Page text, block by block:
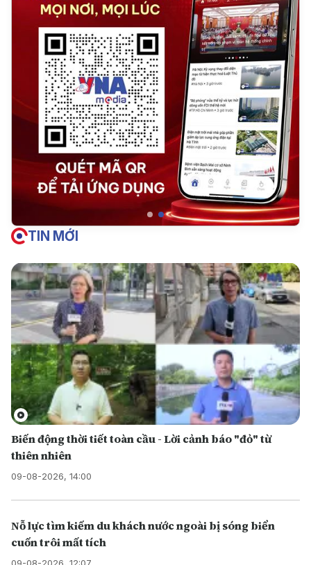
TIN MỚI
Biến động thời tiết toàn cầu - Lời cảnh báo "đỏ" từ
thiên nhiên
09-08-2026, 14:00
Nỗ lực tìm kiếm du khách nước ngoài bị sóng biển
cuốn trôi mất tích